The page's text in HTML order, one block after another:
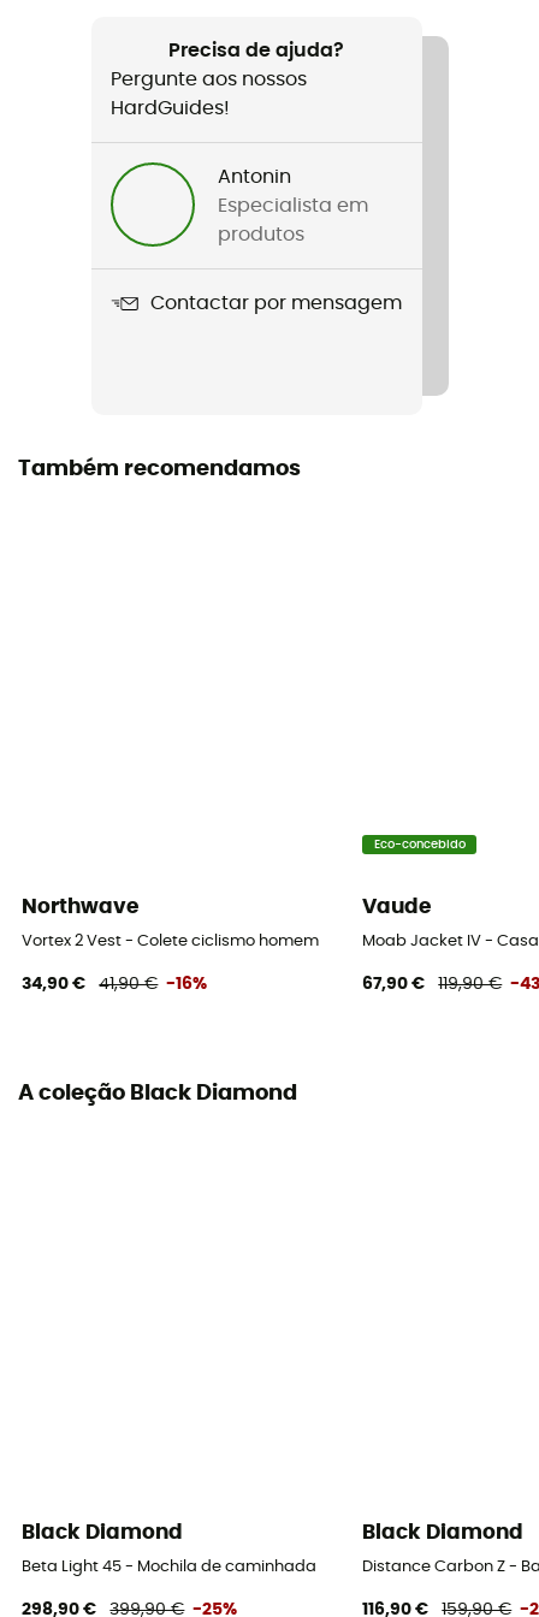
Caminhada / Trail / Running
Deploy Wind Shell
Materiais
Precisa de ajuda?
Pergunte aos nossos
HardGuides!
Antonin
Especialista em
produtos
Contactar por mensagem
Também recomendamos
Northwave
Vortex 2 Vest - Colete ciclismo homem
34,90 € 41,90 € -16%
Eco-concebido
Vaude
Moab Jacket IV -
67,90 € 119,90 € -
A coleção Black Diamond
Black Diamond
Beta Light 45 - Mochila de caminhada
298,90 € 399,90 € -25%
Black Diamond
Distance Carbon Z -
116,90 € 159,90 € -